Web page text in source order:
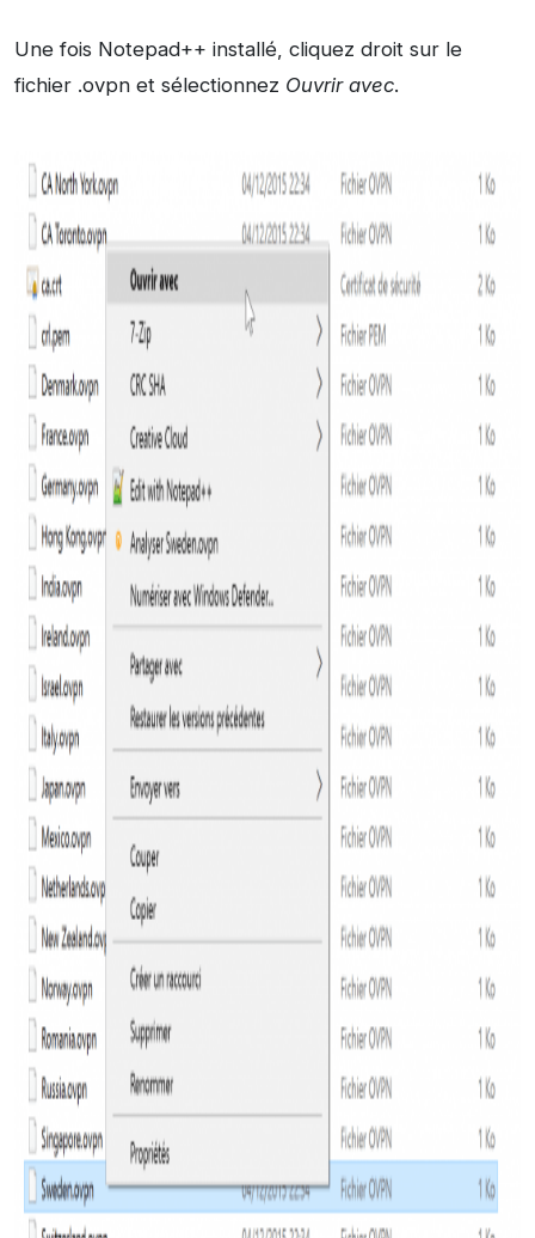
Une fois Notepad++ installé, cliquez droit sur le
fichier .ovpn et sélectionnez Ouvrir avec.